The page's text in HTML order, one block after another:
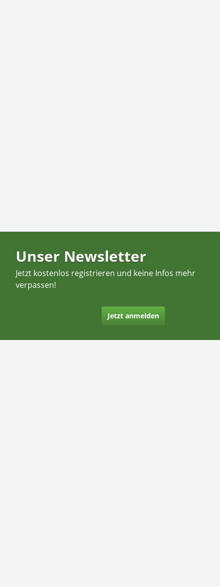
Unser Newsletter
Jetzt kostenlos registrieren und keine Infos mehr
verpassen!
Jetzt anmelden